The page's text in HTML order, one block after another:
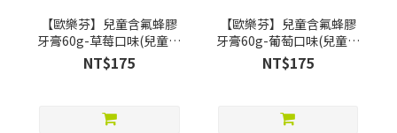
【歐樂芬】兒童含氟蜂膠
牙膏60g-草莓口味(兒童含
氟牙膏)
NT$175
【歐樂芬】兒童含氟蜂膠
牙膏60g-葡萄口味(兒童含
氟牙膏)
NT$175